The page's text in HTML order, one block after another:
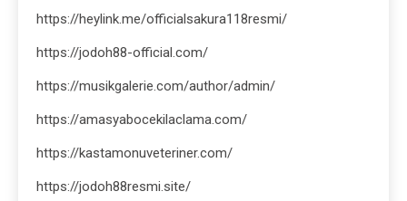
https://heylink.me/officialsakura118resmi/
https://jodoh88-official.com/
https://musikgalerie.com/author/admin/
https://amasyabocekilaclama.com/
https://kastamonuveteriner.com/
https://jodoh88resmi.site/